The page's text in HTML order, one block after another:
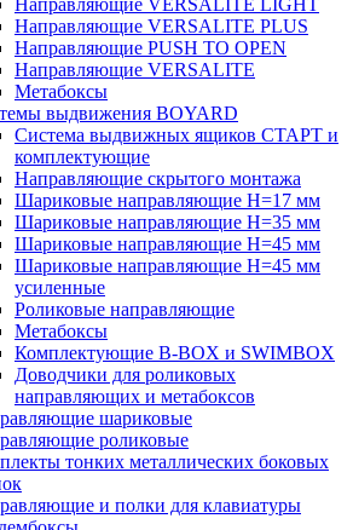
Направляющие VERSALITE PLUS
Направляющие PUSH TO OPEN
Направляющие VERSALITE
Метабоксы
выдвижения BOYARD
Система выдвижных ящиков СТАРТ и
комплектующие
Направляющие скрытого монтажа
Шариковые направляющие H=17 мм
Шариковые направляющие H=35 мм
Шариковые направляющие H=45 мм
Шариковые направляющие H=45 мм
усиленные
Роликовые направляющие
Метабоксы
Комплектующие B-BOX и SWIMBOX
Доводчики для роликовых
направляющих и метабоксов
шариковые
роликовые
тонких металлических боковых
и полки для клавиатуры